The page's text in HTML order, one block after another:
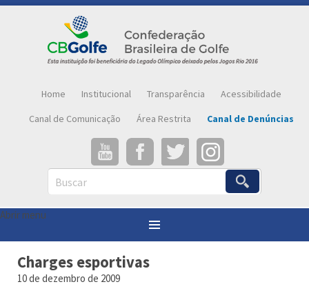
Home Institucional Transparência
Acessibilidade
Canal de Comunicação
Área Restrita Canal de Denúncias
Buscar
Abrir menu
Você está aqui: Notícias
Charges esportivas
10 de dezembro de 2009